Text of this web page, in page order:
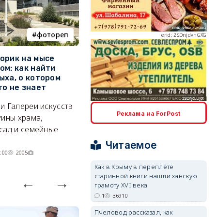
фотореп
на мысе
как найти
о котором
не знает
Галереи искусств
храма,
и семейные
2005
работа
Где в Севастополе можно
заработать 100 тысяч в
месяц
А где — несоизмеримо меньше.
erid: 2SDnjdvhGXG
erid: 2SDnjcLUypt
erid: 2SDnjcrDNw6
Реклама на ForPost
Читаемое
Как в Крыму в переплёте
старинной книги нашли ханскую
грамоту XVI века
1 36910
Пчеловод рассказал, как